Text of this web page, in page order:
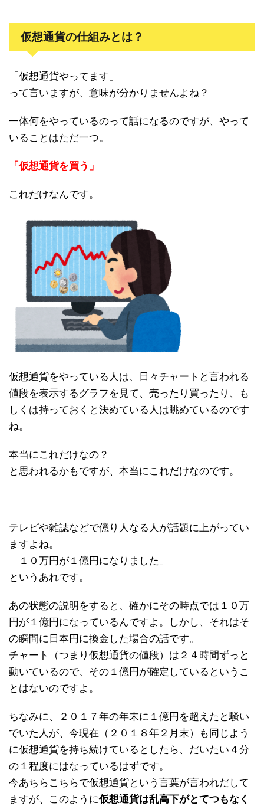
仮想通貨の仕組みとは？
「仮想通貨やってます」
って言いますが、意味が分かりませんよね？
一体何をやっているのって話になるのですが、やって
いることはただ一つ。
「仮想通貨を買う」
これだけなんです。
仮想通貨をやっている人は、日々チャートと言われる
値段を表示するグラフを見て、売ったり買ったり、も
しくは持っておくと決めている人は眺めているのです
ね。
本当にこれだけなの？
と思われるかもですが、本当にこれだけなのです。
テレビや雑誌などで億り人なる人が話題に上がってい
ますよね。
「１０万円が１億円になりました」
というあれです。
あの状態の説明をすると、確かにその時点では１０万
円が１億円になっているんですよ。しかし、それはそ
の瞬間に日本円に換金した場合の話です。
チャート（つまり仮想通貨の値段）は２４時間ずっと
動いているので、その１億円が確定しているというこ
とはないのですよ。
ちなみに、２０１７年の年末に１億円を超えたと騒い
でいた人が、今現在（２０１８年２月末）も同じよう
に仮想通貨を持ち続けているとしたら、だいたい４分
の１程度にはなっているはずです。
今あちらこちらで仮想通貨という言葉が言われだして
ますが、このように仮想通貨は乱高下がとてつもなく